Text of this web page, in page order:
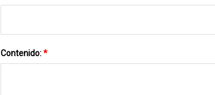
Contenido:*